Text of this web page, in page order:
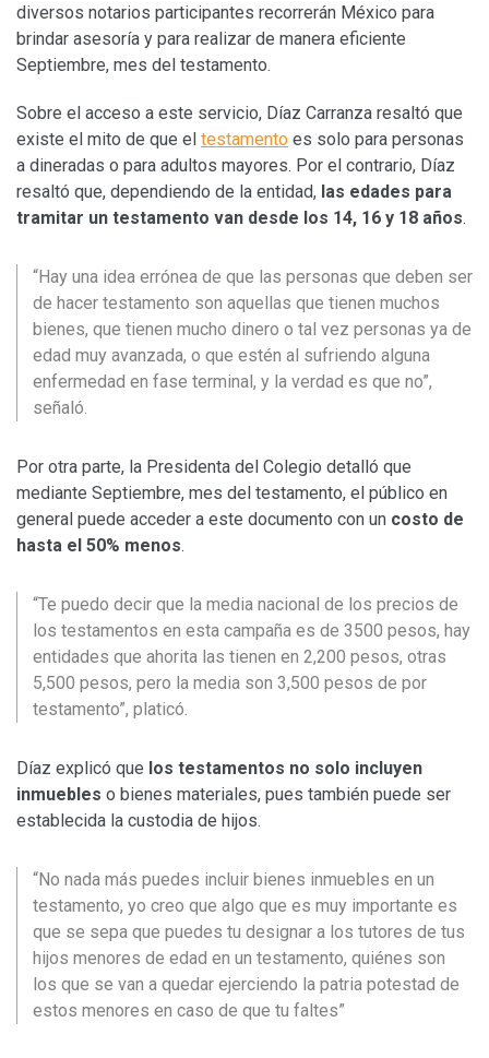
diversos notarios participantes recorrerán México para
brindar asesoría y para realizar de manera eficiente
Septiembre, mes del testamento.
Sobre el acceso a este servicio, Díaz Carranza resaltó que
existe el mito de que el testamento es solo para personas
a dineradas o para adultos mayores. Por el contrario, Díaz
resaltó que, dependiendo de la entidad, las edades para
tramitar un testamento van desde los 14, 16 y 18 años.
“Hay una idea errónea de que las personas que deben ser
de hacer testamento son aquellas que tienen muchos
bienes, que tienen mucho dinero o tal vez personas ya de
edad muy avanzada, o que estén al sufriendo alguna
enfermedad en fase terminal, y la verdad es que no”,
señaló.
Por otra parte, la Presidenta del Colegio detalló que
mediante Septiembre, mes del testamento, el público en
general puede acceder a este documento con un costo de
hasta el 50% menos.
“Te puedo decir que la media nacional de los precios de
los testamentos en esta campaña es de 3500 pesos, hay
entidades que ahorita las tienen en 2,200 pesos, otras
5,500 pesos, pero la media son 3,500 pesos de por
testamento”, platicó.
Díaz explicó que los testamentos no solo incluyen
inmuebles o bienes materiales, pues también puede ser
establecida la custodia de hijos.
“No nada más puedes incluir bienes inmuebles en un
testamento, yo creo que algo que es muy importante es
que se sepa que puedes tu designar a los tutores de tus
hijos menores de edad en un testamento, quiénes son
los que se van a quedar ejerciendo la patria potestad de
estos menores en caso de que tu faltes”